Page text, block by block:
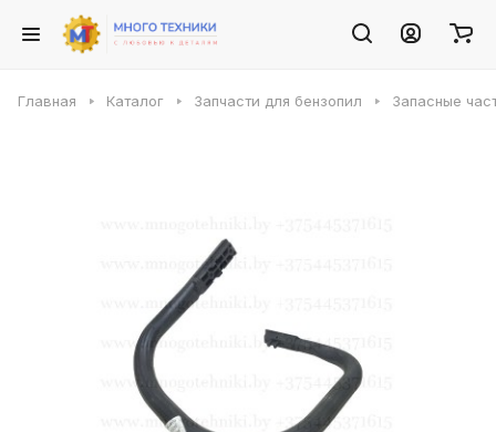
Главная Каталог Запчасти для бензопил Запасные